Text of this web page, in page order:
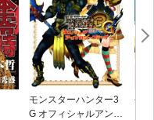
モンスターハンター3
G オフィシャルアンソ
今